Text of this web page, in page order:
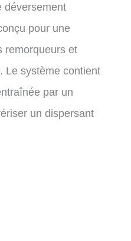
déversement
pour une
remorqueurs et
Le système contient
par un
un dispersant